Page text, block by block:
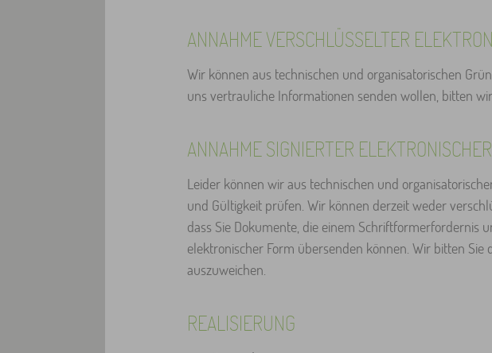
ANNAHME VERSCHLÜSSELTER
Wir können aus technischen und organisatorischen
uns vertrauliche Informationen senden wollen, bitten
ANNAHME SIGNIERTER
Leider können wir aus technischen und
und Gültigkeit prüfen. Wir können derzeit weder
dass Sie Dokumente, die einem Schriftformerfordernis
elektronischer Form übersenden können. Wir bitten
auszuweichen.
REALISIERUNG